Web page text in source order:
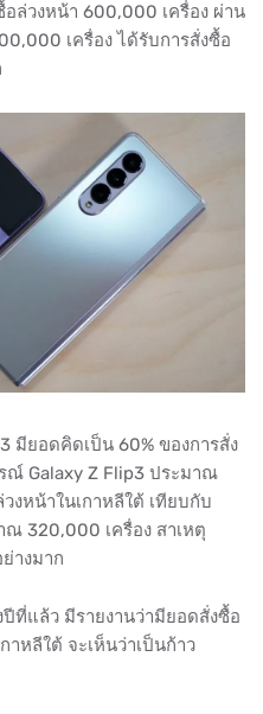
อล่วงหน้า 600,000 เครื่อง ผ่าน
เครื่อง ได้รับการสั่งซื้อ
มียอดคิดเป็น 60% ของการสั่ง
Galaxy Z Flip3 ประมาณ
งหน้าในเกาหลีใต้ เทียบกับ
320,000 เครื่อง สาเหตุ
างมาก
ปีที่แล้ว มีรายงานว่ามียอดสั่งซื้อ
าหลีใต้ จะเห็นว่าเป็นก้าว